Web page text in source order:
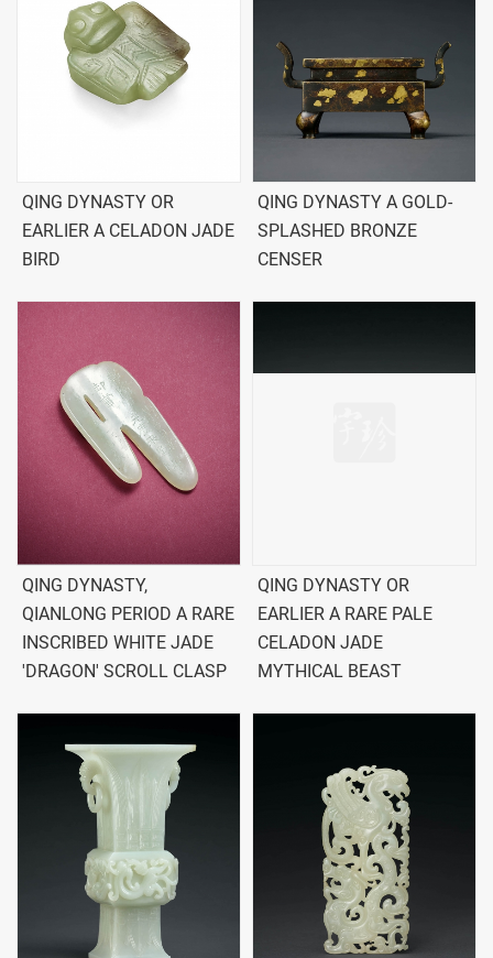
QING DYNASTY OR
EARLIER A CELADON JADE
BIRD
QING DYNASTY A GOLD-
SPLASHED BRONZE
CENSER
QING DYNASTY,
QIANLONG PERIOD A RARE
INSCRIBED WHITE JADE
'DRAGON' SCROLL CLASP
QING DYNASTY OR
EARLIER A RARE PALE
CELADON JADE
MYTHICAL BEAST